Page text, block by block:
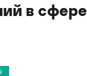
в сфере